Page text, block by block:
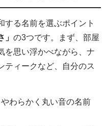
する名前を選ぶポイント
」 の3つです。まず、部屋
を思い浮かべながら、ナ
ティークなど、自分のス
わらかく丸い音の名前